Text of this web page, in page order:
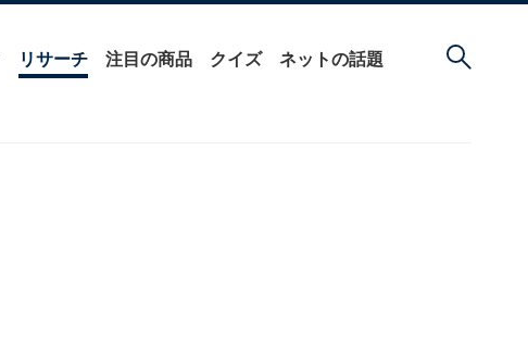
リサーチ 注目の商品 クイズ ネットの話題